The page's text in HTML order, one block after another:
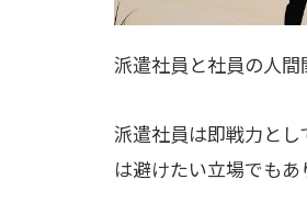
派遣社員と社員の人間
派遣社員は即戦力と
は避けたい立場でもあ